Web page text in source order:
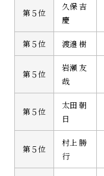
第５位
久保 吉
慶
第５位 渡邉 樹
第５位
岩瀬 友
哉
第５位
太田 朝
日
第５位
村上 勝
行